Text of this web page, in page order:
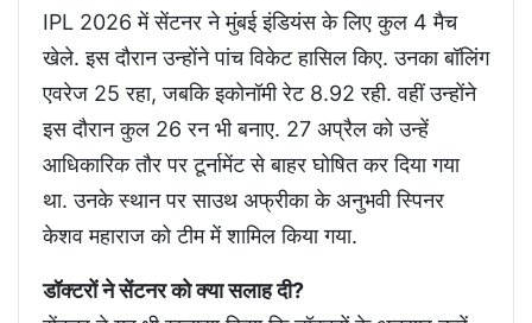
IPL 2026 में सेंटनर ने मुंबई इंडियंस के लिए कुल 4 मैच
खेले. इस दौरान उन्होंने पांच विकेट हासिल किए. उनका बॉल‍िंग
एवरेज 25 रहा, जबकि इकोनॉमी रेट 8.92 रही. वहीं उन्होंने
इस दौरान कुल 26 रन भी बनाए. 27 अप्रैल को उन्हें
आधिकारिक तौर पर टूर्नामेंट से बाहर घोषित कर दिया गया
था. उनके स्थान पर साउथ अफ्रीका के अनुभवी स्पिनर
केशव महाराज को टीम में शामिल किया गया.
डॉक्टरों ने सेंटनर को क्या सलाह दी?